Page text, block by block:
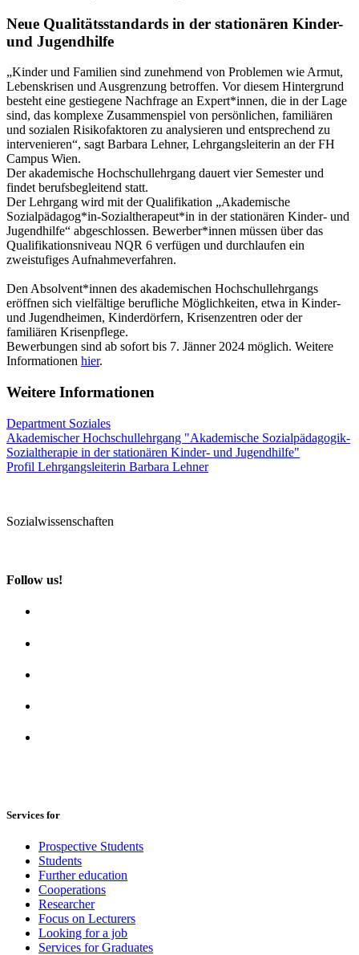
Neue Qualitätsstandards in der stationären Kinder-
und Jugendhilfe
„Kinder und Familien sind zunehmend von Problemen wie Armut,
Lebenskrisen und Ausgrenzung betroffen. Vor diesem Hintergrund
besteht eine gestiegene Nachfrage an Expert*innen, die in der Lage
sind, das komplexe Zusammenspiel von persönlichen, familiären
und sozialen Risikofaktoren zu analysieren und entsprechend zu
intervenieren“, sagt Barbara Lehner, Lehrgangsleiterin an der FH
Campus Wien.
Der akademische Hochschullehrgang dauert vier Semester und
findet berufsbegleitend statt.
Der Lehrgang wird mit der Qualifikation „Akademische
Sozialpädagog*in-Sozialtherapeut*in in der stationären Kinder- und
Jugendhilfe“ abgeschlossen. Bewerber*innen müssen über das
Qualifikationsniveau NQR 6 verfügen und durchlaufen ein
zweistufiges Aufnahmeverfahren.
Den Absolvent*innen des akademischen Hochschullehrgangs
eröffnen sich vielfältige berufliche Möglichkeiten, etwa in Kinder-
und Jugendheimen, Kinderdörfern, Krisenzentren oder der
familiären Krisenpflege.
Bewerbungen sind ab sofort bis 7. Jänner 2024 möglich. Weitere
Informationen hier.
Weitere Informationen
Department Soziales
Akademischer Hochschullehrgang "Akademische Sozialpädagogik-
Sozialtherapie in der stationären Kinder- und Jugendhilfe"
Profil Lehrgangsleiterin Barbara Lehner
Sozialwissenschaften
Follow us!
Services for
Prospective Students
Students
Further education
Cooperations
Researcher
Focus on Lecturers
Looking for a job
Services for Graduates